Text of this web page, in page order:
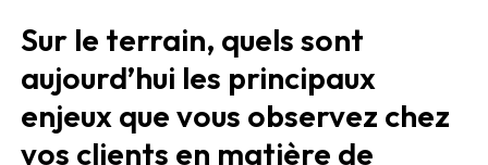
Sur le terrain, quels sont
aujourd’hui les principaux
enjeux que vous observez chez
vos clients en matière de